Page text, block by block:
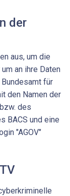
der
aus, um die
an ihre Daten
für
den Namen der
des
BACS und eine
"AGOV"